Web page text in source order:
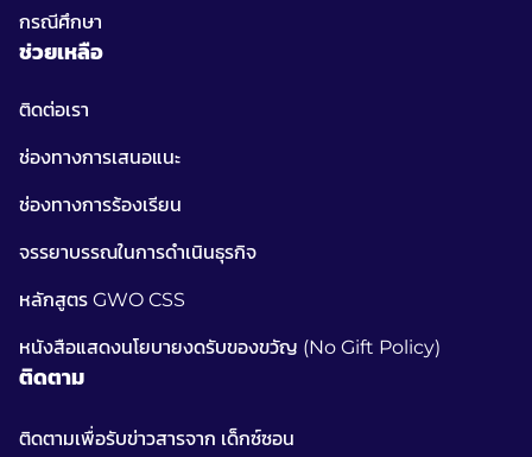
กรณีศึกษา
ช่วยเหลือ
ติดต่อเรา
ช่องทางการเสนอแนะ
ช่องทางการร้องเรียน
จรรยาบรรณในการดำเนินธุรกิจ
หลักสูตร GWO CSS
หนังสือแสดงนโยบายงดรับของขวัญ (No Gift Policy)
ติดตาม
ติดตามเพื่อรับข่าวสารจาก เด็กซ์ซอน